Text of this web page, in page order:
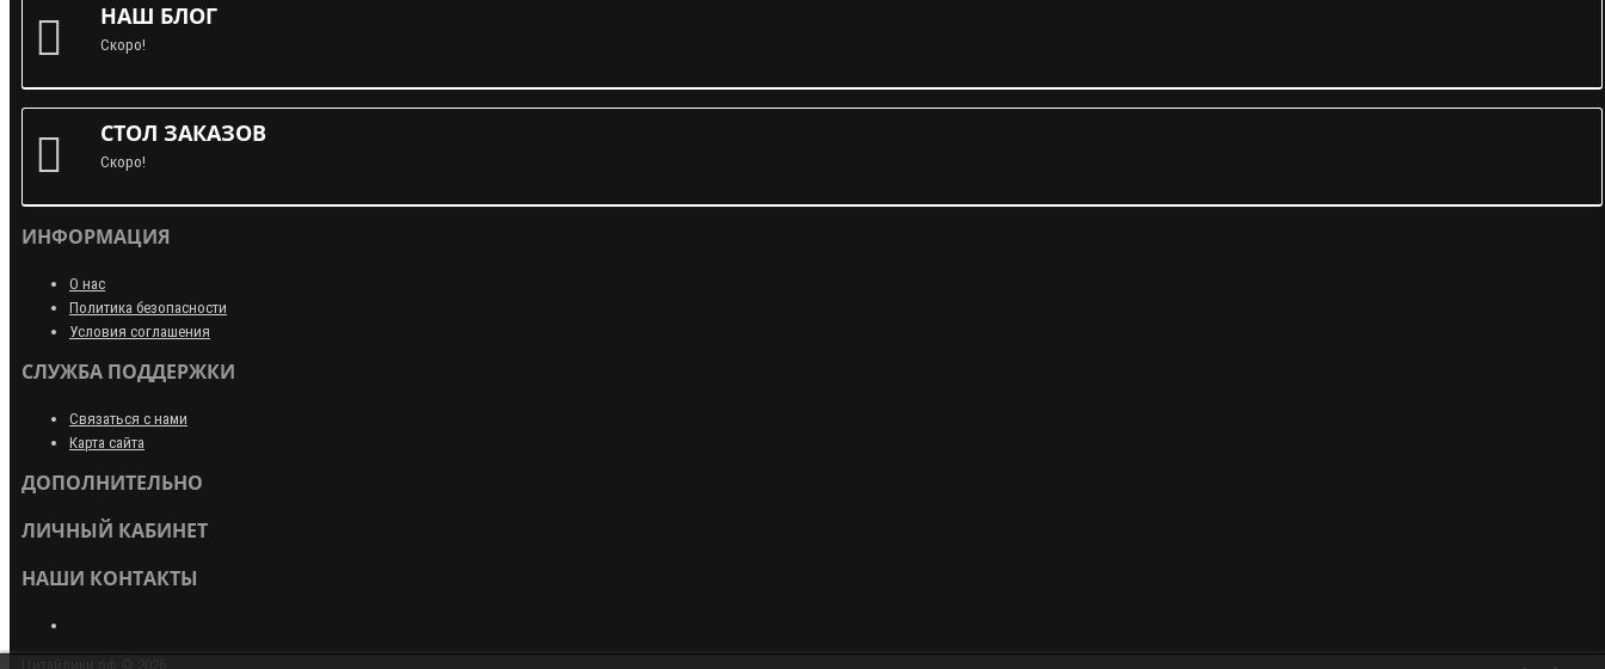
НАШ БЛОГ
Скоро!
СТОЛ ЗАКАЗОВ
Скоро!
ИНФОРМАЦИЯ
О нас
Политика безопасности
Условия соглашения
СЛУЖБА ПОДДЕРЖКИ
Связаться с нами
Карта сайта
ДОПОЛНИТЕЛЬНО
ЛИЧНЫЙ КАБИНЕТ
НАШИ КОНТАКТЫ